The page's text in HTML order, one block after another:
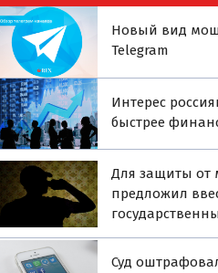
Новый вид
Telegram
Интерес
быстрее
Для защиты от
предложил
Суд